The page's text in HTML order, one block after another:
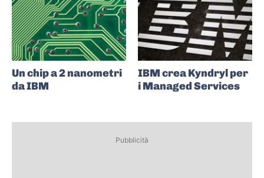
Un chip a 2 nanometri
da IBM
IBM crea Kyndryl per
i Managed Services
Pubblicità